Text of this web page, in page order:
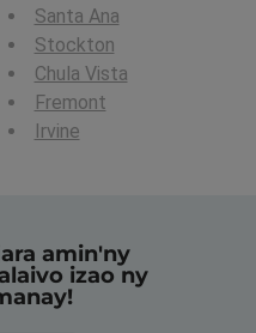
Santa Ana
Stockton
Chula Vista
Fremont
Irvine
amin'ny
izao ny